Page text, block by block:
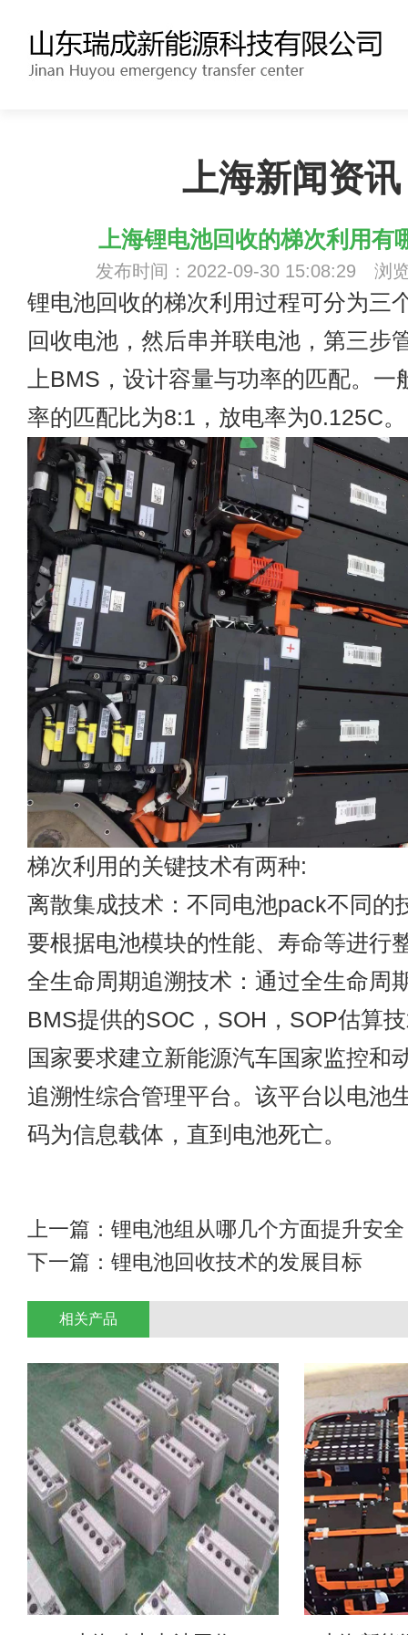
上海新闻资讯
上海锂电池回收的梯次利用有
发布时间：2022-09-30 15:08:29 浏
锂电池回收的梯次利用过程可分为三
回收电池，然后串并联电池，第三步
上BMS，设计容量与功率的匹配。一
率的匹配比为8:1，放电率为0.125C。
梯次利用的关键技术有两种:
离散集成技术：不同电池pack不同的
要根据电池模块的性能、寿命等进行
全生命周期追溯技术：通过全生命周
BMS提供的SOC，SOH，SOP估算
国家要求建立新能源汽车国家监控和
追溯性综合管理平台。该平台以电池
码为信息载体，直到电池死亡。
上一篇： 锂电池组从哪几个方面提升安全
下一篇： 锂电池回收技术的发展目标
相关产品